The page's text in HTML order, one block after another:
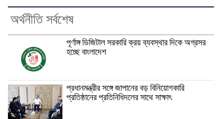
অর্থনীতি সর্বশেষ
পূর্ণাঙ্গ ডিজিটাল সরকারি ক্রয় ব্যবস্থার দিকে অগ্রসর
হচ্ছে বাংলাদেশ
প্রধানমন্ত্রীর সঙ্গে জাপানের বড় বিনিয়োগকারি
প্রতিষ্ঠানের প্রতিনিধিদলের সাথে সাক্ষাৎ